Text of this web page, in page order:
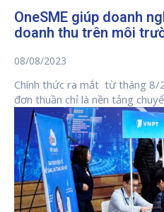
OneSME giúp doanh
doanh thu trên môi
08/08/2023
Chính thức ra mắt từ tháng 8/
đơn thuần chỉ là nền tảng